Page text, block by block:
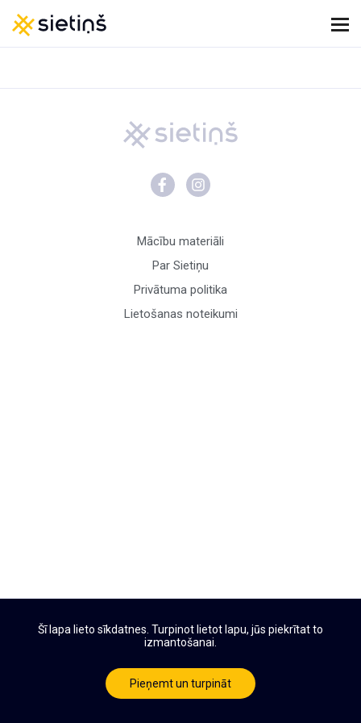
Šī lapa lieto sīkdatnes. Turpinot lietot lapu, jūs piekrītat to
izmantošanai.
Pieņemt un turpināt
Mācību materiāli
Par Sietiņu
Privātuma politika
Lietošanas noteikumi